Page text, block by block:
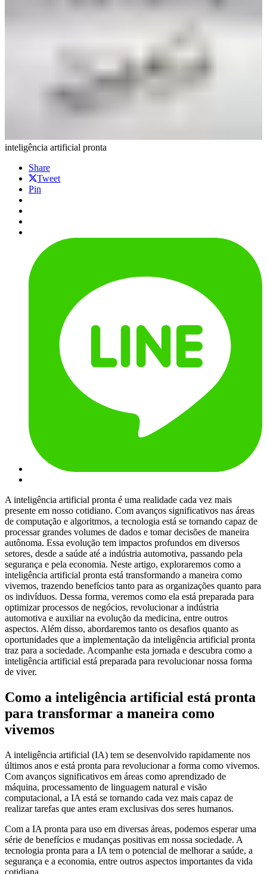
inteligência artificial pronta
Share
Tweet
Pin
A inteligência artificial pronta é uma realidade cada vez mais
presente em nosso cotidiano. Com avanços significativos nas áreas
de computação e algoritmos, a tecnologia está se tornando capaz de
processar grandes volumes de dados e tomar decisões de maneira
autônoma. Essa evolução tem impactos profundos em diversos
setores, desde a saúde até a indústria automotiva, passando pela
segurança e pela economia. Neste artigo, exploraremos como a
inteligência artificial pronta está transformando a maneira como
vivemos, trazendo benefícios tanto para as organizações quanto para
os indivíduos. Dessa forma, veremos como ela está preparada para
optimizar processos de negócios, revolucionar a indústria
automotiva e auxiliar na evolução da medicina, entre outros
aspectos. Além disso, abordaremos tanto os desafios quanto as
oportunidades que a implementação da inteligência artificial pronta
traz para a sociedade. Acompanhe esta jornada e descubra como a
inteligência artificial está preparada para revolucionar nossa forma
de viver.
Como a inteligência artificial está pronta
para transformar a maneira como
vivemos
A inteligência artificial (IA) tem se desenvolvido rapidamente nos
últimos anos e está pronta para revolucionar a forma como vivemos.
Com avanços significativos em áreas como aprendizado de
máquina, processamento de linguagem natural e visão
computacional, a IA está se tornando cada vez mais capaz de
realizar tarefas que antes eram exclusivas dos seres humanos.
Com a IA pronta para uso em diversas áreas, podemos esperar uma
série de benefícios e mudanças positivas em nossa sociedade. A
tecnologia pronta para a IA tem o potencial de melhorar a saúde, a
segurança e a economia, entre outros aspectos importantes da vida